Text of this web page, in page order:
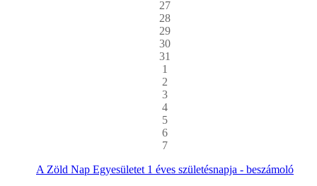
27
28
29
30
31
1
2
3
4
5
6
7
A Zöld Nap Egyesületet 1 éves születésnapja - beszámoló